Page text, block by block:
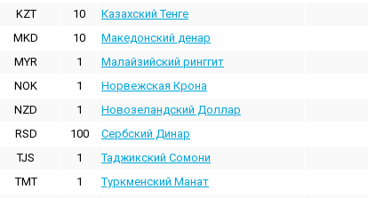
KZT
10 Казахский Тенге
MKD
10 Македонский денар
MYR
1 Малайзийский ринггит
NOK
1 Норвежская Крона
NZD
1 Новозеландский Доллар
RSD
100 Сербский Динар
TJS
1 Таджикский Сомони
TMT
1 Туркменский Манат